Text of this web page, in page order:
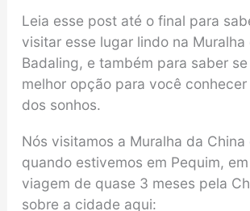
Leia esse post até o final para
visitar esse lugar lindo na Muralha
Badaling, e também para saber
melhor opção para você
dos sonhos.
Nós visitamos a Muralha da China
quando estivemos em Pequim,
viagem de quase 3 meses pela
sobre a cidade aqui: